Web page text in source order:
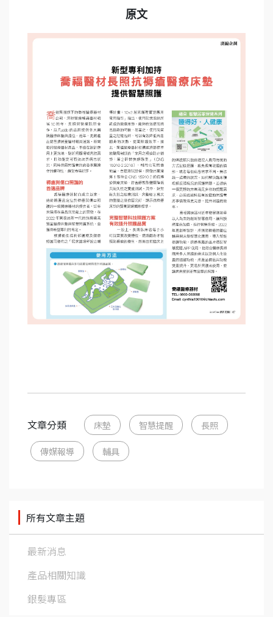
原文
文章分類 床墊 智慧提醒 長照
傳媒報導 輔具
所有文章主題
最新消息
產品相關知識
銀髮專區